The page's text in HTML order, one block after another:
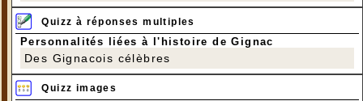
Quizz à réponses multiples
Personnalités liées à l'histoire de Gignac
Des Gignacois célèbres
Quizz images